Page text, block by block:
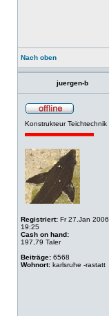
Nach oben
juergen-b
Konstrukteur Teichtechnik
Registriert: Fr 27.Jan 2006
19:25
Cash on hand:
197,79 Taler
Beiträge: 6568
Wohnort: karlsruhe -rastatt